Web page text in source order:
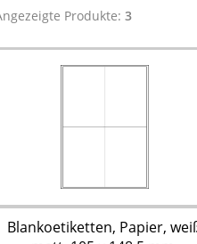
Produkte: 3
Blankoetiketten, Papier,